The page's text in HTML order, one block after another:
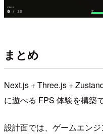
まとめ
Next.js + Three.js +
に遊べる FPS 体験を構築
設計面では、ゲームエンジ